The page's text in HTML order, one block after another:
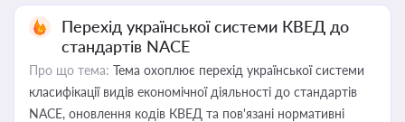
Перехід української системи КВЕД до
стандартів NACE
Про що тема: Тема охоплює перехід української системи
класифікації видів економічної діяльності до стандартів
NACE, оновлення кодів КВЕД та пов'язані нормативні